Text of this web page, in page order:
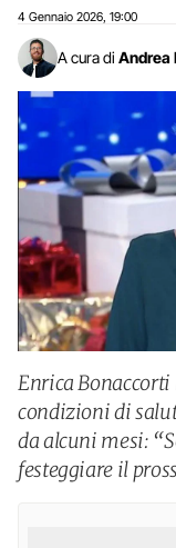
4 Gennaio 2026 19:00
A cura di Andrea
Enrica Bonaccorti
condizioni di
da alcuni mesi:
festeggiare il